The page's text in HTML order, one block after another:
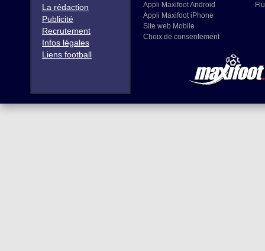
La rédaction
Publicité
Recrutement
Infos légales
Liens football
Appli Maxifoot Android
Appli Maxifoot iPhone
Site web Mobile
Choix de consentement